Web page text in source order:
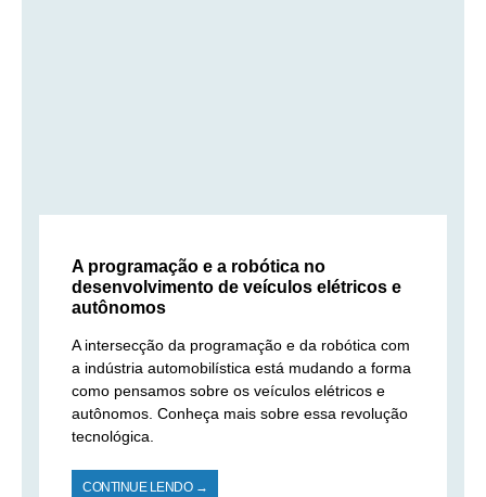
A programação e a robótica no
desenvolvimento de veículos elétricos e
autônomos
A intersecção da programação e da robótica com
a indústria automobilística está mudando a forma
como pensamos sobre os veículos elétricos e
autônomos. Conheça mais sobre essa revolução
tecnológica.
CONTINUE LENDO →